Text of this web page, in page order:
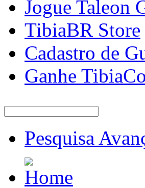
Jogue Taleon
TibiaBR Store
Cadastro de
Ganhe
Pesquisa